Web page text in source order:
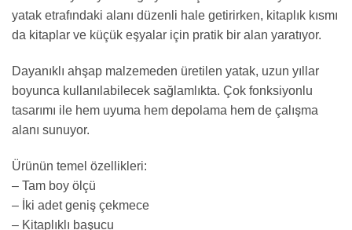
yatak etrafındaki alanı düzenli hale getirirken, kitaplık kısmı
da kitaplar ve küçük eşyalar için pratik bir alan yaratıyor.
Dayanıklı ahşap malzemeden üretilen yatak, uzun yıllar
boyunca kullanılabilecek sağlamlıkta. Çok fonksiyonlu
tasarımı ile hem uyuma hem depolama hem de çalışma
alanı sunuyor.
Ürünün temel özellikleri:
– Tam boy ölçü
– İki adet geniş çekmece
– Kitaplıklı başucu